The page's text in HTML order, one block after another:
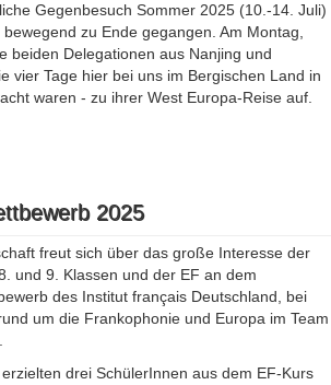
Gegenbesuch Sommer 2025 (10.-14. Juli)
zu Ende gegangen. Am Montag,
beiden Delegationen aus Nanjing und
vier Tage hier bei uns im Bergischen Land in
waren - zu ihrer West Europa-Reise auf.
2025
freut sich über das große Interesse der
und 9. Klassen und der EF an dem
des Institut français Deutschland, bei
um die Frankophonie und Europa im Team
drei SchülerInnen aus dem EF-Kurs